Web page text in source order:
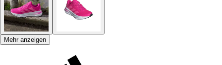
Mehr anzeigen